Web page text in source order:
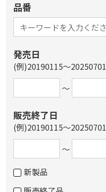
品番
発売日
(例)20190115～20250701
～
販売終了日
(例)20190115～20250701
～
新製品